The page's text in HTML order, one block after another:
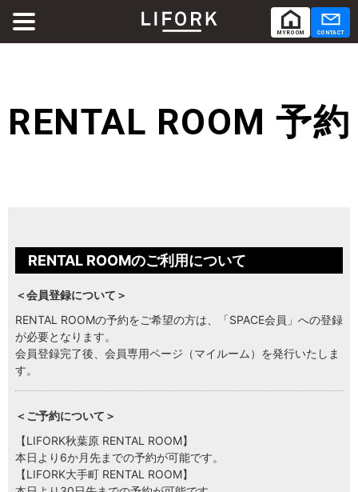
CONTACT
MY ROOM
SERVICE
RENTAL ROOM
RENTAL LOUNGE
LOCATIONS
AKIHABARA 秋葉原
AKIHABARA II 秋葉原Ⅱ
RENTAL ROOM 予約
RENTAL ROOMのご利用について
＜会員登録について＞
RENTAL ROOMの予約をご希望の方は、「SPACE会員」への登録
が必要となります。
会員登録完了後、会員専用ページ（マイルーム）を発行いたしま
す。
＜ご予約について＞
【LIFORK秋葉原 RENTAL ROOM】
本日より6か月先までの予約が可能です。
【LIFORK大手町 RENTAL ROOM】